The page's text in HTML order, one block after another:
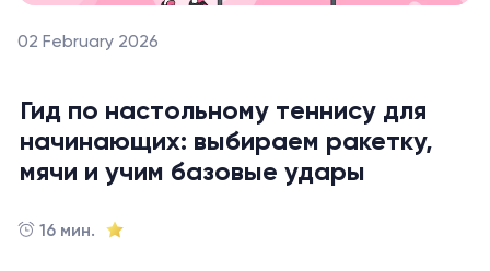
02 February 2026
Гид по настольному теннису для
начинающих: выбираем ракетку,
мячи и учим базовые удары
16 мин.